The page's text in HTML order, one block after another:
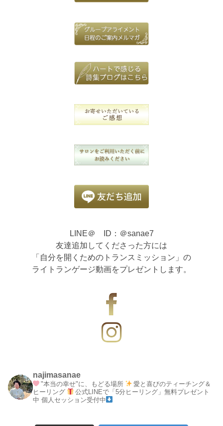
LINE＠ ID：＠sanae7
友達追加してくださった方には
「自分を開くためのトランスミッション」の
ライトランゲージ動画をプレゼントします。
najimasanae
"本当の幸せ"に、もどる場所
愛と喜びのティーチング＆
ヒーリング
公式LINEで「5分ヒーリング」無料プレゼント
中 個人セッション受付中